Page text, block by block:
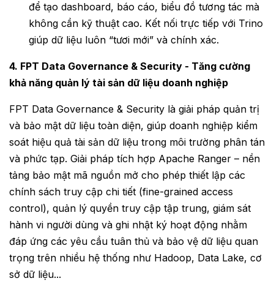
để tạo dashboard, báo cáo, biểu đồ tương tác mà
không cần kỹ thuật cao. Kết nối trực tiếp với Trino
giúp dữ liệu luôn “tươi mới” và chính xác.
4. FPT Data Governance & Security - Tăng cường
khả năng quản lý tài sản dữ liệu doanh nghiệp
FPT Data Governance & Security là giải pháp quản trị
và bảo mật dữ liệu toàn diện, giúp doanh nghiệp kiểm
soát hiệu quả tài sản dữ liệu trong môi trường phân tán
và phức tạp. Giải pháp tích hợp Apache Ranger – nền
tảng bảo mật mã nguồn mở cho phép thiết lập các
chính sách truy cập chi tiết (fine-grained access
control), quản lý quyền truy cập tập trung, giám sát
hành vi người dùng và ghi nhật ký hoạt động nhằm
đáp ứng các yêu cầu tuân thủ và bảo vệ dữ liệu quan
trọng trên nhiều hệ thống như Hadoop, Data Lake, cơ
sở dữ liệu...